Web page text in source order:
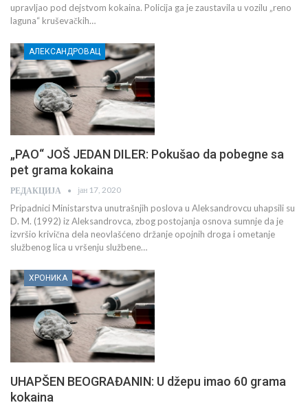
upravljao pod dejstvom kokaina. Policija ga je zaustavila u vozilu „reno
laguna“ kruševačkih…
АЛЕКСАНДРОВАЦ
„PAO“ JOŠ JEDAN DILER: Pokušao da pobegne sa
pet grama kokaina
РЕДАКЦИЈА јан 17, 2020
Pripadnici Ministarstva unutrašnjih poslova u Aleksandrovcu uhapsili su
D. M. (1992) iz Aleksandrovca, zbog postojanja osnova sumnje da je
izvršio krivična dela neovlašćeno držanje opojnih droga i ometanje
službenog lica u vršenju službene…
ХРОНИКА
UHAPŠEN BEOGRAĐANIN: U džepu imao 60 grama
kokaina